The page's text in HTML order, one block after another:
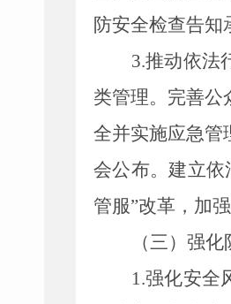
防安全检查告
3.推动依法
类管理。完善公
全并实施应急管
会公布。建立
管服”改革，加
（三）强
1.强化安全